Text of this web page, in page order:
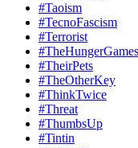
#Taoism
#TecnoFascism
#Terrorist
#TheHungerGames
#TheirPets
#TheOtherKey
#ThinkTwice
#Threat
#ThumbsUp
#Tintin